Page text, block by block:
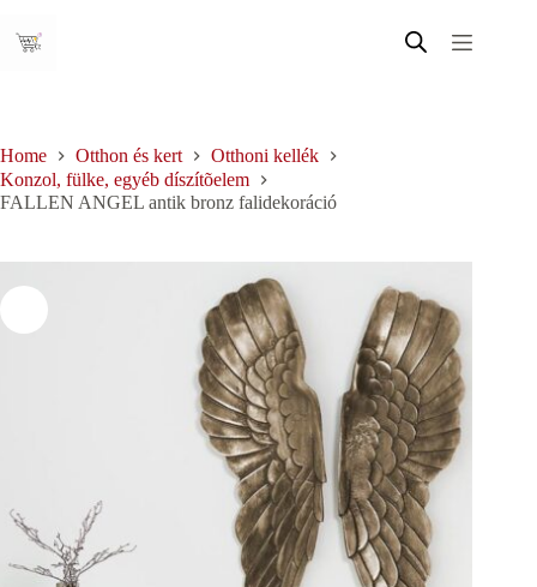
content
Home Otthon és kert
Otthoni kellék
Konzol, fülke, egyéb díszítõelem
FALLEN ANGEL antik bronz falidekoráció